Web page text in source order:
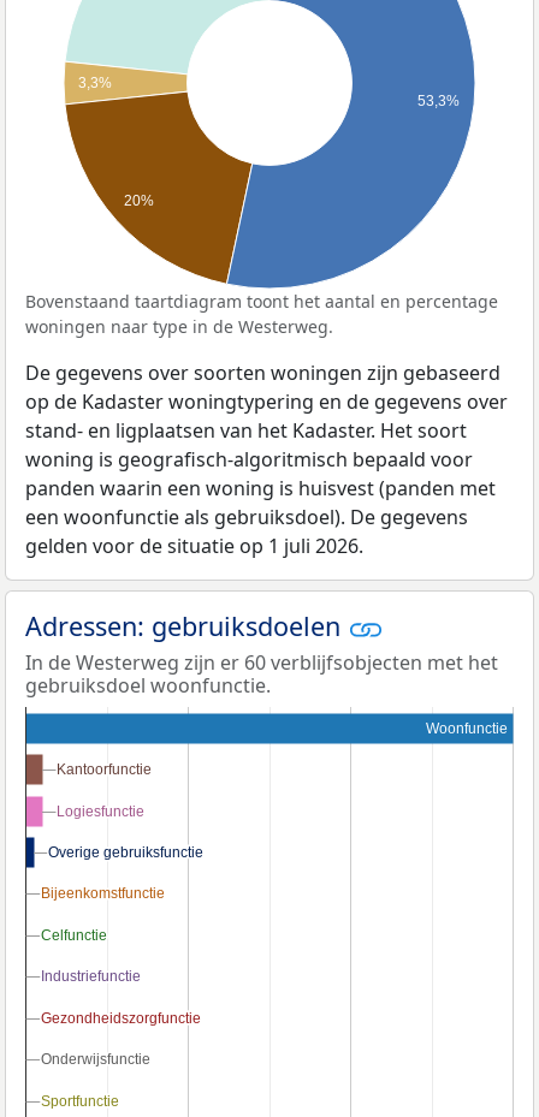
3,3%
20%
53,3%
Bovenstaand taartdiagram toont het aantal en percentage
woningen naar type in de Westerweg.
De gegevens over soorten woningen zijn gebaseerd
op de Kadaster woningtypering en de gegevens over
stand- en ligplaatsen van het Kadaster. Het soort
woning is geografisch-algoritmisch bepaald voor
panden waarin een woning is huisvest (panden met
een woonfunctie als gebruiksdoel). De gegevens
gelden voor de situatie op 1 juli 2026.
Adressen: gebruiksdoelen
In de Westerweg zijn er 60 verblijfsobjecten met het
gebruiksdoel woonfunctie.
Woonfunctie
Kantoorfunctie
Kantoorfunctie
Logiesfunctie
Logiesfunctie
Overige gebruiksfunctie
Overige gebruiksfunctie
Bijeenkomstfunctie
Bijeenkomstfunctie
Celfunctie
Celfunctie
Industriefunctie
Industriefunctie
Gezondheidszorgfunctie
Gezondheidszorgfunctie
Onderwijsfunctie
Onderwijsfunctie
Sportfunctie
Sportfunctie